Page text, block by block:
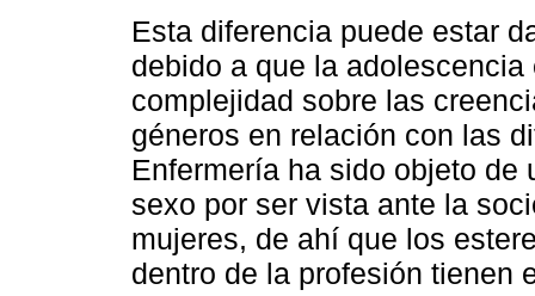
Esta diferencia puede estar
debido a que la
complejidad sobre las
géneros en relación con las
Enfermería ha sido objeto de
sexo por ser vista ante la
mujeres, de ahí que los
dentro de la profesión tienen